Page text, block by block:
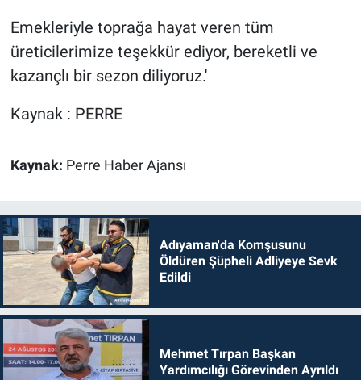
Emekleriyle toprağa hayat veren tüm
üreticilerimize teşekkür ediyor, bereketli ve
kazançlı bir sezon diliyoruz.'
Kaynak : PERRE
Kaynak: Perre Haber Ajansı
Adıyaman'da Komşusunu
Öldüren Şüpheli Adliyeye Sevk
Edildi
Mehmet Tırpan Başkan
Yardımcılığı Görevinden Ayrıldı